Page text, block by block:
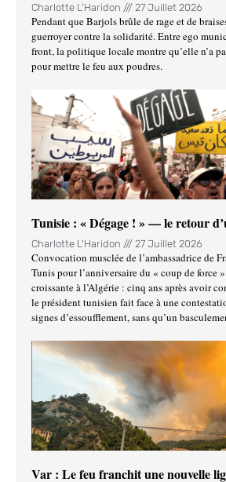
Charlotte L'Haridon 27 Juillet 2026
Pendant que Barjols brûle de rage et de
guerroyer contre la solidarité. Entre ego
front, la politique locale montre qu’elle n’a
pour mettre le feu aux poudres.
Tunisie : « Dégage ! » — le retour
Charlotte L'Haridon 27 Juillet 2026
Convocation musclée de l’ambassadrice de
Tunis pour l’anniversaire du « coup de force
croissante à l’Algérie : cinq ans après avoir
le président tunisien fait face à une
signes d’essoufflement, sans qu’un
Var : Le feu franchit une nouvelle